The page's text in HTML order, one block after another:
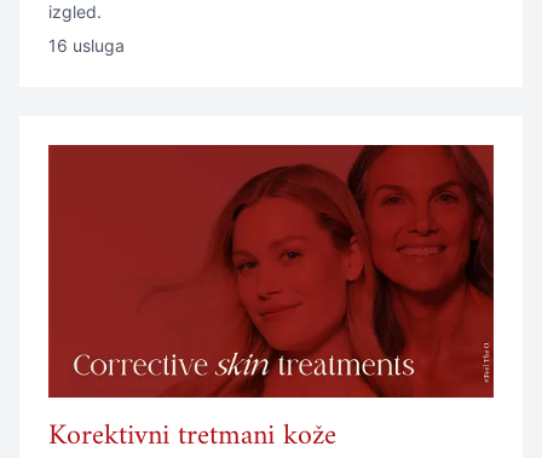
izgled.
16 usluga
Korektivni tretmani kože